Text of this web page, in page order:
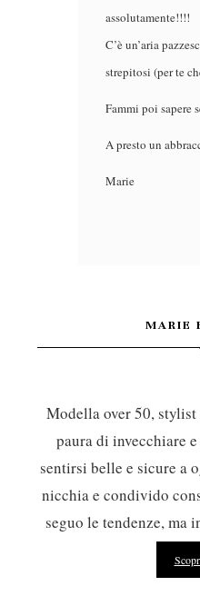
assolutamente!!!!
C’è un’aria
strepitosi (per te
Fammi poi sapere
A presto un
Marie
MARIE
Modella over 50,
paura di invecchiare
sentirsi belle e sicure a
nicchia e condivido
seguo le tendenze, ma